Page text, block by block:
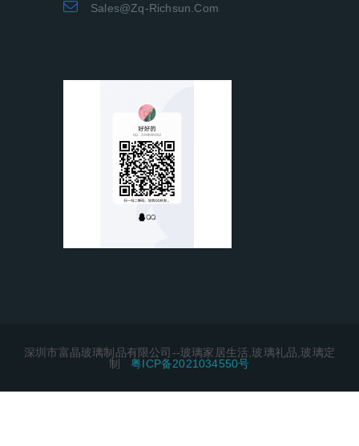
Sales@zq-Richsun.com
深圳市富晶玻璃制品有限公司--玻璃家居生活,玻璃礼品,玻璃定
制粤ICP备2021034550号